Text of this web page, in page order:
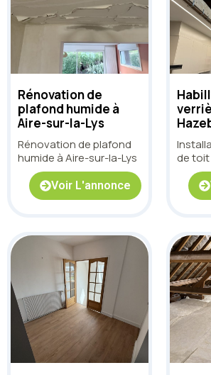
Rénovation de
plafond humide à
Aire-sur-la-Lys
Rénovation de plafond
humide à Aire-sur-la-Lys
Voir L'annonce
de